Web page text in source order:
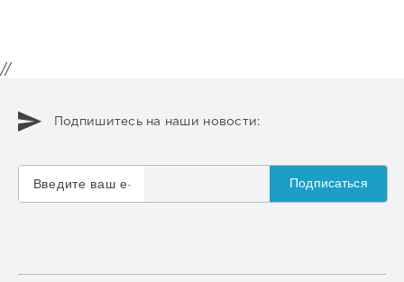
//
Подпишитесь на наши новости:
Подписаться